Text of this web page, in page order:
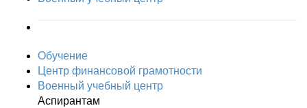
Обучение
Центр финансовой грамотности
Военный учебный центр
Аспирантам